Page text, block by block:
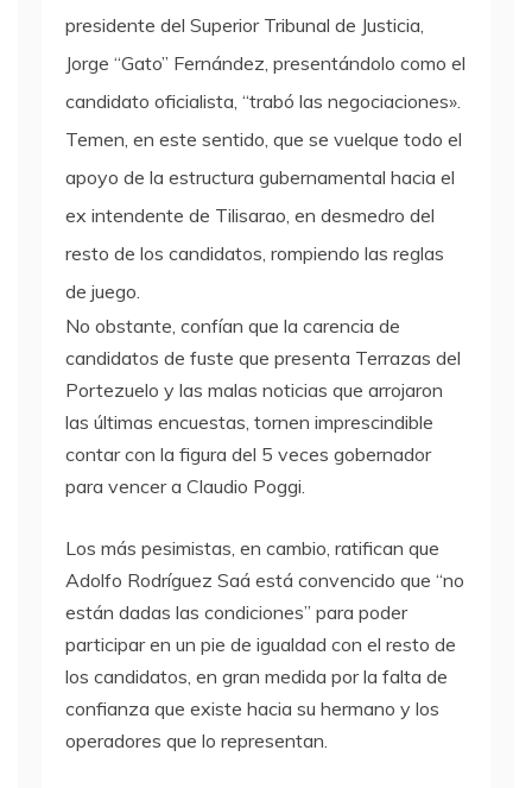
presidente del Superior Tribunal de Justicia,
Jorge “Gato” Fernández, presentándolo como el
candidato oficialista, “trabó las negociaciones».
Temen, en este sentido, que se vuelque todo el
apoyo de la estructura gubernamental hacia el
ex intendente de Tilisarao, en desmedro del
resto de los candidatos, rompiendo las reglas
de juego.
No obstante, confían que la carencia de
candidatos de fuste que presenta Terrazas del
Portezuelo y las malas noticias que arrojaron
las últimas encuestas, tornen imprescindible
contar con la figura del 5 veces gobernador
para vencer a Claudio Poggi.
Los más pesimistas, en cambio, ratifican que
Adolfo Rodríguez Saá está convencido que “no
están dadas las condiciones” para poder
participar en un pie de igualdad con el resto de
los candidatos, en gran medida por la falta de
confianza que existe hacia su hermano y los
operadores que lo representan.